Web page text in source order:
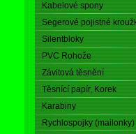
Kabelové spony
Segerové pojistné
Silentbloky
PVC Rohože
Závitová těsnění
Těsnící papír, Korek
Karabiny
Rychlospojky (mailonky)